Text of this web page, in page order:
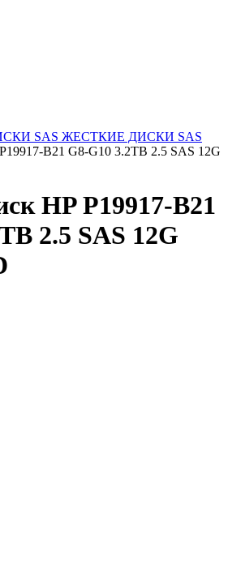
SAS ЖЕСТКИЕ ДИСКИ SAS
B21 G8-G10 3.2TB 2.5 SAS 12G
HP P19917-B21
2.5 SAS 12G